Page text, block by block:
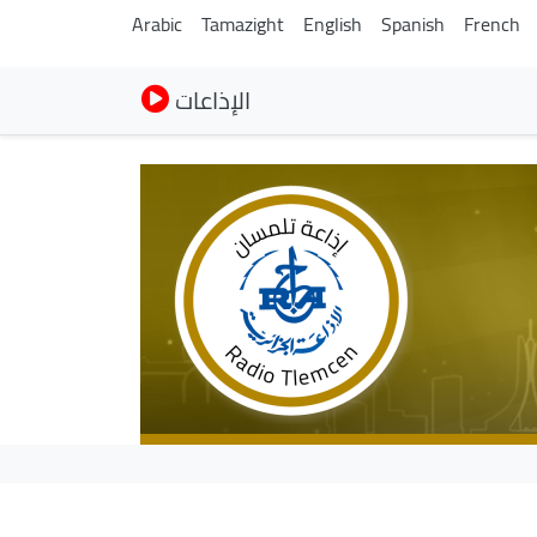
Arabic Tamazight English Spanish French
الإذاعات